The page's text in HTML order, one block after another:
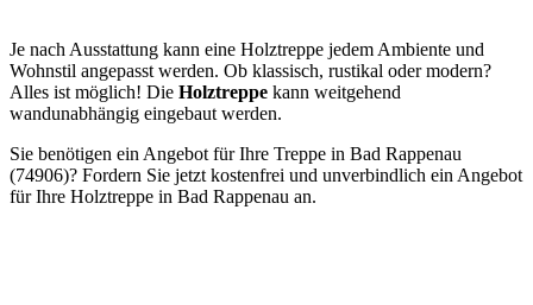
Je nach Ausstattung kann eine Holztreppe jedem Ambiente und
Wohnstil angepasst werden. Ob klassisch, rustikal oder modern?
Alles ist möglich! Die Holztreppe kann weitgehend
wandunabhängig eingebaut werden.
Sie benötigen ein Angebot für Ihre Treppe in Bad Rappenau
(74906)? Fordern Sie jetzt kostenfrei und unverbindlich ein Angebot
für Ihre Holztreppe in Bad Rappenau an.